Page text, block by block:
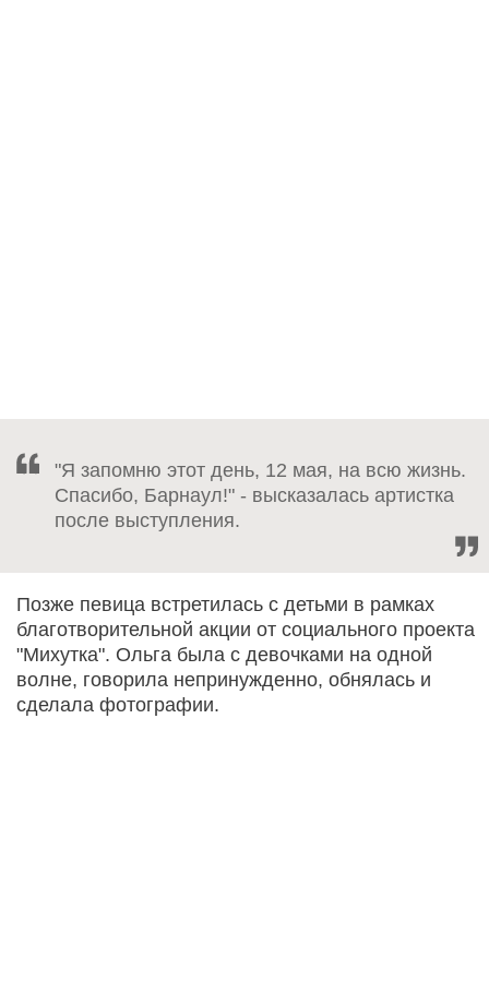
"Я запомню этот день, 12 мая, на всю жизнь.
Спасибо, Барнаул!" - высказалась артистка
после выступления.
Позже певица встретилась с детьми в рамках
благотворительной акции от социального проекта
"Михутка". Ольга была с девочками на одной
волне, говорила непринужденно, обнялась и
сделала фотографии.